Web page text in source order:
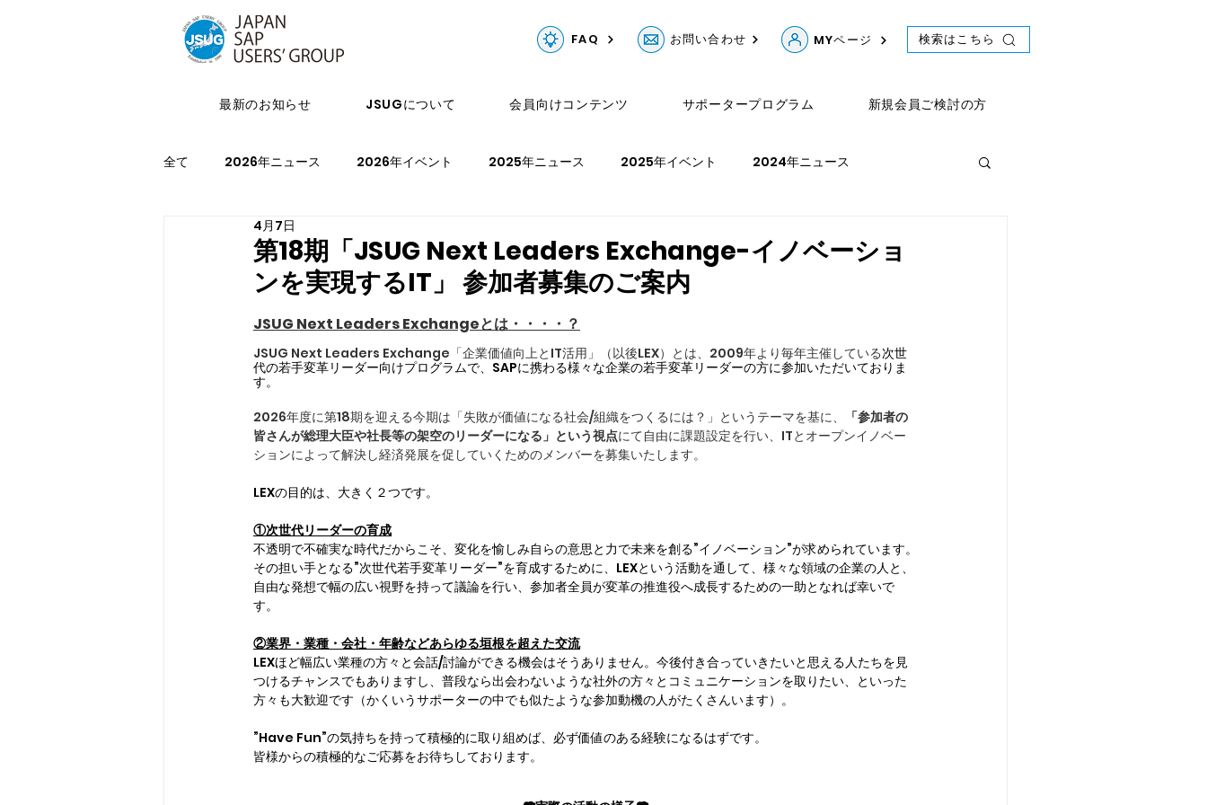
FAQ お問い合わせ MYページ 検索はこちら
最新のお知らせ JSUGについて 会員向けコンテンツ サポータープログラム 新規会員ご検討の方
全て 2026年ニュース 2026年イベント 2025年ニュース 2025年イベント 2024年ニュース
2024年イベント
第18期「JSUG Next Leaders Exchange-イノベーショ
ンを実現するIT」 参加者募集のご案内
4月7日
JSUG Next Leaders Exchangeとは・・・・？
JSUG Next Leaders Exchange「企業価値向上とIT活用」（以後LEX）とは、2009年より毎年主催している次世
代の若手変革リーダー向けプログラムで、SAPに携わる様々な企業の若手変革リーダーの方に参加いただいておりま
す。
2026年度に第18期を迎える今期は「失敗が価値になる社会/組織をつくるには？」というテーマを基に、
「参加者の
皆さんが総理大臣や社長等の架空のリーダーになる」という視点にて自由に課題設定を行い、ITとオープンイノベー
ションによって解決し経済発展を促していくためのメンバーを募集いたします。
LEXの目的は、大きく２つです。
①次世代リーダーの育成
不透明で不確実な時代だからこそ、変化を愉しみ自らの意思と力で未来を創る”イノベーション”が求められています。
その担い手となる”次世代若手変革リーダー”を育成するために、LEXという活動を通して、様々な領域の企業の人と、
自由な発想で幅の広い視野を持って議論を行い、参加者全員が変革の推進役へ成長するための一助となれば幸いで
す。
②業界・業種・会社・年齢などあらゆる垣根を超えた交流
LEXほど幅広い業種の方々と会話/討論ができる機会はそうありません。今後付き合っていきたいと思える人たちを見
つけるチャンスでもありますし、普段なら出会わないような社外の方々とコミュニケーションを取りたい、といった
方々も大歓迎です（かくいうサポーターの中でも似たような参加動機の人がたくさんいます）。
”Have Fun”の気持ちを持って積極的に取り組めば、必ず価値のある経験になるはずです。
皆様からの積極的なご応募をお待ちしております。